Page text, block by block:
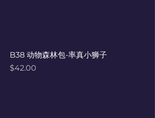
B38 动物森林包-率真小狮子
Price
$42.00